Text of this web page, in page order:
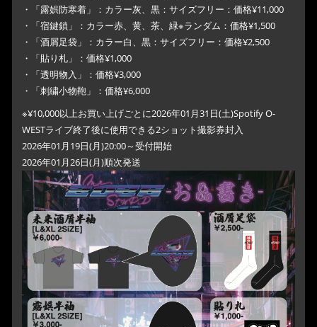
・「露娯防寒着」：カラー灰、黒：サイズフリー：価格¥11,000
・「宿鍵鎖」：カラー赤、黄、茶、緑※ランダム：価格¥1,500
・「酒屑足袋」：カラー白、黒：サイズフリー：価格¥2,500
・「貼り札」：価格¥1,000
・「透明物入」：価格¥3,000
・「刺繍小物鞄」：価格¥6,000
※¥10,000以上お買い上げごとに2026年01月31日(土)Spotify O-
WESTライブ終了後に使用できる2ショット撮影券封入
2026年01月19日(月)20:00～受付開始
2026年01月26日(月)順次発送